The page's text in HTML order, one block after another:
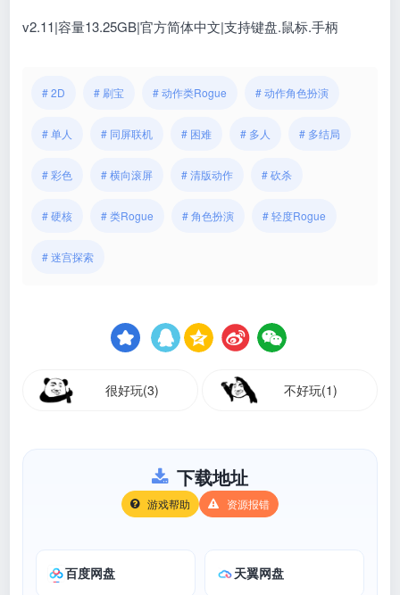
v2.11|容量13.25GB|官方简体中文|支持键盘.鼠标.手柄
# 2D # 刷宝 # 动作类Rogue # 动作角色扮演
# 单人 # 同屏联机 # 困难 # 多人 # 多结局
# 彩色 # 横向滚屏 # 清版动作 # 砍杀
# 硬核 # 类Rogue # 角色扮演 # 轻度Rogue
# 迷宫探索
很好玩(3) 不好玩(1)
下载地址
游戏帮助 资源报错
百度网盘 天翼网盘